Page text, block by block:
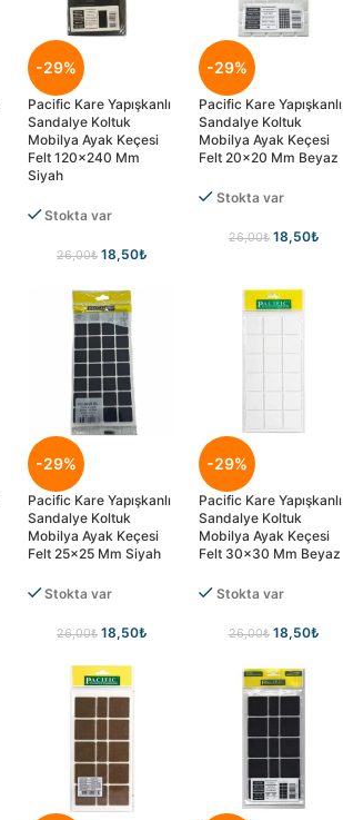
-29%
Pacific Kare Yapışkanlı
Sandalye Koltuk
Mobilya Ayak Keçesi
Felt 120×240 Mm
Siyah
Stokta var
26,00₺ 18,50₺
-29%
Pacific Kare Yapışkanlı
Sandalye Koltuk
Mobilya Ayak Keçesi
Felt 20×20 Mm Beyaz
Stokta var
26,00₺ 18,50₺
-29%
Pacific Kare Yapışkanlı
Sandalye Koltuk
Mobilya Ayak Keçesi
Felt 25×25 Mm Siyah
Stokta var
26,00₺ 18,50₺
-29%
Pacific Kare Yapışkanlı
Sandalye Koltuk
Mobilya Ayak Keçesi
Felt 30×30 Mm Beyaz
Stokta var
26,00₺ 18,50₺